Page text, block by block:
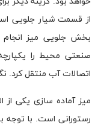
از قسمت شیار جلویی
بخش جلویی میز انجام
صنعتی محیط را
اتصالات آب منتقل کرد.
میز آماده سازی یکی از
رستورانی است. با توجه